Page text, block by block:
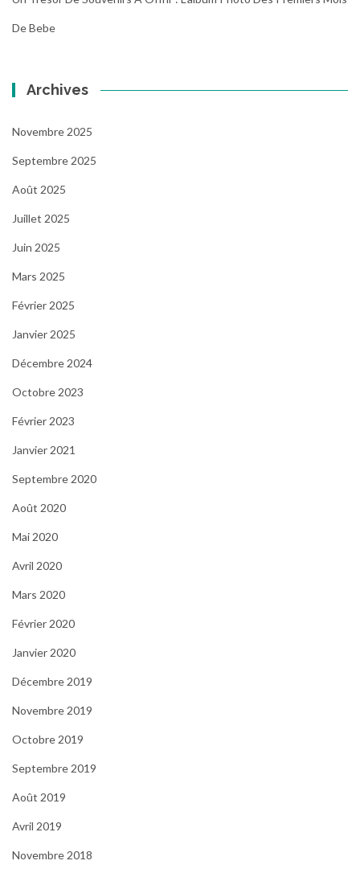
De Bebe
Archives
Novembre 2025
Septembre 2025
Août 2025
Juillet 2025
Juin 2025
Mars 2025
Février 2025
Janvier 2025
Décembre 2024
Octobre 2023
Février 2023
Janvier 2021
Septembre 2020
Août 2020
Mai 2020
Avril 2020
Mars 2020
Février 2020
Janvier 2020
Décembre 2019
Novembre 2019
Octobre 2019
Septembre 2019
Août 2019
Avril 2019
Novembre 2018